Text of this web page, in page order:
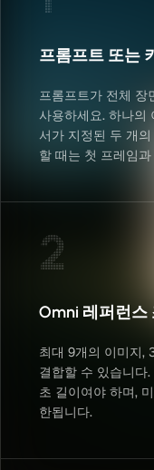
프롬프트 또는
프롬프트가 전체 장
사용하세요. 하나의
서가 지정된 두 개
할 때는 첫 프레임
2
Omni 레퍼런스
최대 9개의 이미지,
결합할 수 있습니다
초 길이여야 하며,
한됩니다.